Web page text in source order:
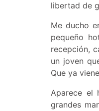
libertad de
Me ducho
pequeño
recepción,
un joven
Que ya
Aparece el
grandes